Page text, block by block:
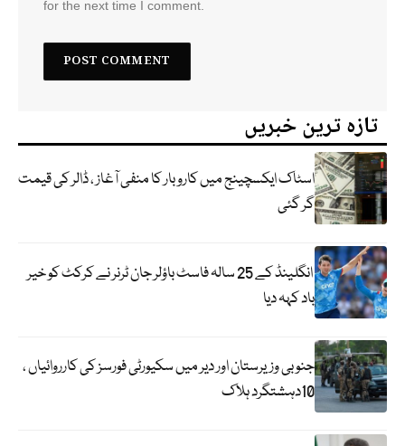
for the next time I comment.
تازہ ترین خبریں
اسٹاک ایکسچینج میں کاروبار کا منفی آغاز ، ڈالر کی قیمت
گر گئی
انگلینڈ کے 25 سالہ فاسٹ باؤلر جان ٹرنر نے کرکٹ کو خیر
باد کہہ دیا
جنوبی وزیرستان اور دیر میں سکیورٹی فورسز کی کارروائیاں ،
10دہشتگرد ہلاک